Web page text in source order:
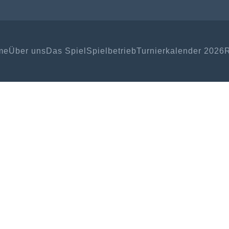
Über uns Das Spiel SpielbetriebTurnierkalender 2026